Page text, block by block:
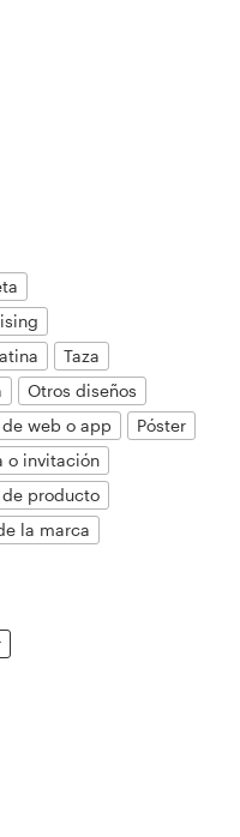
Taza
Otros diseños
web o app
Póster
o invitación
producto
la marca